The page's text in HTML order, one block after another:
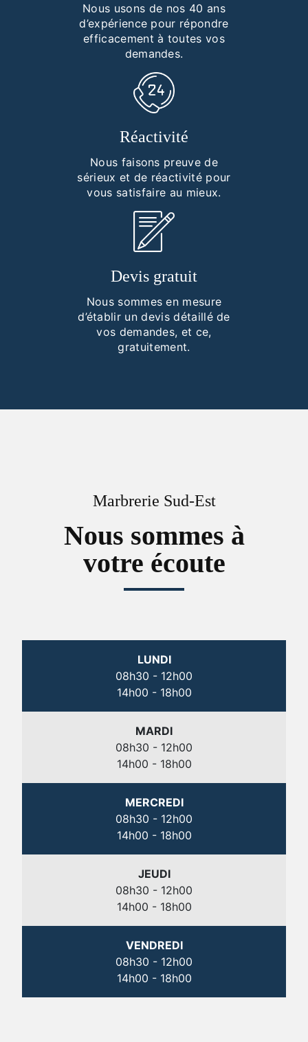
Nous usons de nos 40 ans
d’expérience pour répondre
efficacement à toutes vos
demandes.
Réactivité
Nous faisons preuve de
sérieux et de réactivité pour
vous satisfaire au mieux.
Devis gratuit
Nous sommes en mesure
d’établir un devis détaillé de
vos demandes, et ce,
gratuitement.
Marbrerie Sud-Est
Nous sommes à
votre écoute
LUNDI
08h30 - 12h00
14h00 - 18h00
MARDI
08h30 - 12h00
14h00 - 18h00
MERCREDI
08h30 - 12h00
14h00 - 18h00
JEUDI
08h30 - 12h00
14h00 - 18h00
VENDREDI
08h30 - 12h00
14h00 - 18h00